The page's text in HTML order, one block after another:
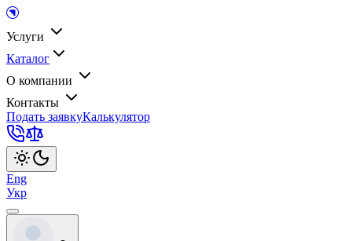
Услуги
Каталог
О компании
Контакты
Подать заявкуКалькулятор
Eng
Укр